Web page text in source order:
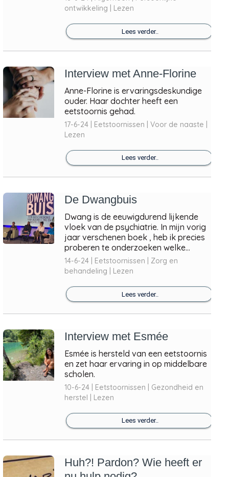
ontwikkeling | Lezen
Lees verder..
Interview met Anne-Florine
Anne-Florine is ervaringsdeskundige
ouder. Haar dochter heeft een
eetstoornis gehad.
17-6-24 | Eetstoornissen | Voor de naaste |
Lezen
Lees verder..
De Dwangbuis
Dwang is de eeuwigdurend lijkende
vloek van de psychiatrie. In mijn vorig
jaar verschenen boek , heb ik precies
proberen te onderzoeken welke...
14-6-24 | Eetstoornissen | Zorg en
behandeling | Lezen
Lees verder..
Interview met Esmée
Esmée is hersteld van een eetstoornis
en zet haar ervaring in op middelbare
scholen.
10-6-24 | Eetstoornissen | Gezondheid en
herstel | Lezen
Lees verder..
Huh?! Pardon? Wie heeft er